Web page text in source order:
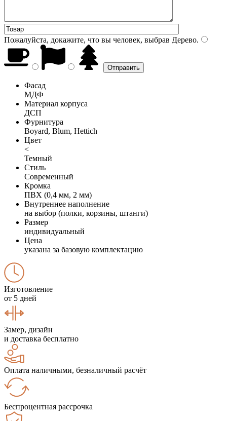
Пожалуйста, докажите, что вы человек, выбрав Дерево.
Фасад
МДФ
Материал корпуса
ДСП
Фурнитура
Boyard, Blum, Hettich
Цвет
<
Темный
Стиль
Современный
Кромка
ПВХ (0,4 мм, 2 мм)
Внутреннее наполнение
на выбор (полки, корзины, штанги)
Размер
индивидуальный
Цена
указана за базовую комплектацию
Изготовление
от 5 дней
Замер, дизайн
и доставка бесплатно
Оплата наличными, безналичный расчёт
Беспроцентная рассрочка